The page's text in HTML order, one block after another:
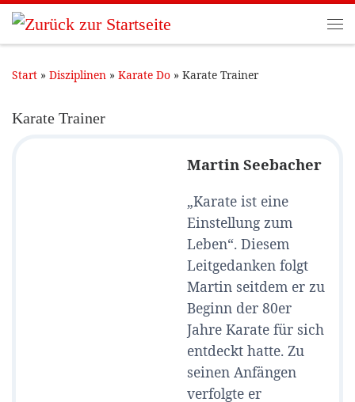
Zum Inhalt springen
Start » Disziplinen » Karate Do » Karate Trainer
Karate Trainer
Martin Seebacher
„Karate ist eine
Einstellung zum
Leben“. Diesem
Leitgedanken folgt
Martin seitdem er zu
Beginn der 80er
Jahre Karate für sich
entdeckt hatte. Zu
seinen Anfängen
verfolgte er